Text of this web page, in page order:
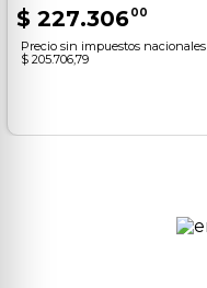
$ 227.30600
Precio sin impuestos nacionales
$ 205.706,79